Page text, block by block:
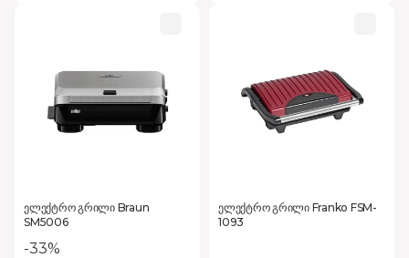
ელექტრო გრილი Braun
SM5006
-33%
ელექტრო გრილი Franko FSM-
1093